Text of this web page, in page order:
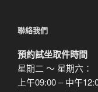
聯絡我們
預約試坐取件時間
星期二 ～ 星期六：
上午09:00 – 中午